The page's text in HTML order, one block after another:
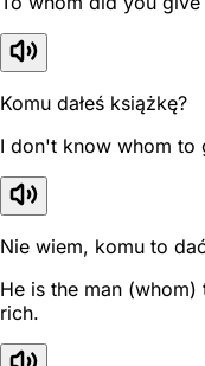
Komu dałeś książkę?
I don't know whom to
Nie wiem, komu to
He is the man
rich.